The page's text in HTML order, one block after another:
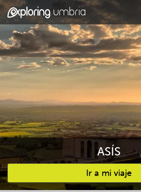
ASÍS
Ir a mi viaje